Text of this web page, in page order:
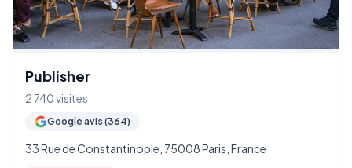
Publisher
2 740 visites
Google avis (364)
33 Rue de Constantinople, 75008 Paris, France